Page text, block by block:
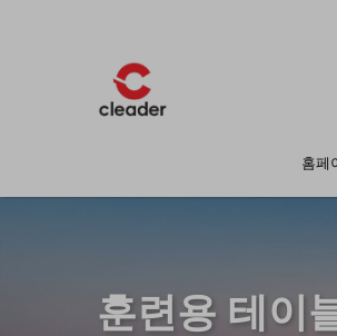
홈페
훈련용 테이